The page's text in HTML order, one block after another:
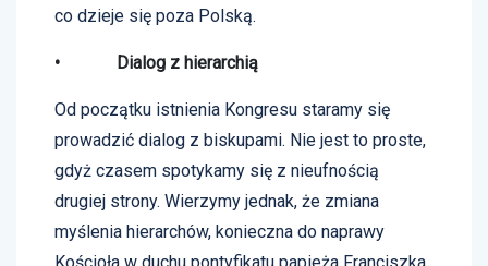
co dzieje się poza Polską.
• Dialog z hierarchią
Od początku istnienia Kongresu staramy się
prowadzić dialog z biskupami. Nie jest to proste,
gdyż czasem spotykamy się z nieufnością
drugiej strony. Wierzymy jednak, że zmiana
myślenia hierarchów, konieczna do naprawy
Kościoła w duchu pontyfikatu papieża Franciszka,